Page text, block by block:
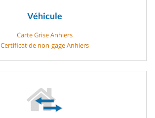
Véhicule
Carte Grise Anhiers
Certificat de non-gage Anhiers